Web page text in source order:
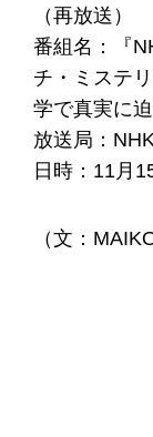
（再放送）
番組名：『
チ・ミステ
学で真実に迫
放送局：
日時：11月
（文：